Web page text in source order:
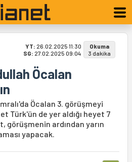
YT: 26.02.2025 11:30
SG: 27.02.2025 09:04
Okuma
3 dakika
Öcalan
Öcalan 3. görüşmeyi
Türk'ün de yer aldığı heyet 7
görüşmenin ardından yarın
yapacak.